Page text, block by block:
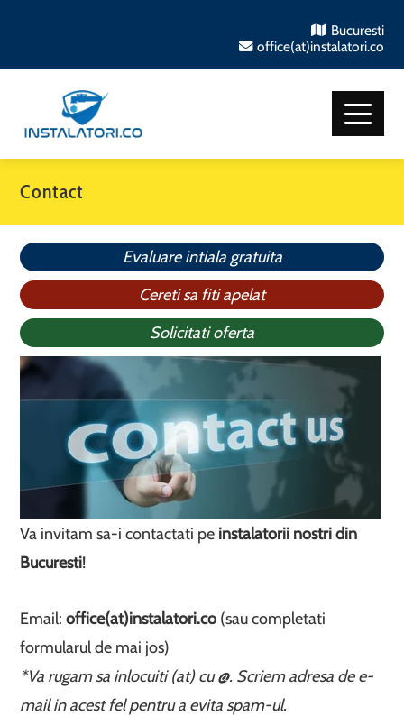
Bucuresti
office(at)instalatori.co
Contact
Evaluare intiala gratuita
Cereti sa fiti apelat
Solicitati oferta
Va invitam sa-i contactati pe instalatorii nostri din
Bucuresti!
Email:office(at)instalatori.co (sau completati
formularul de mai jos)
*Va rugam sa inlocuiti (at) cu @. Scriem adresa de e-
mail in acest fel pentru a evita spam-ul.